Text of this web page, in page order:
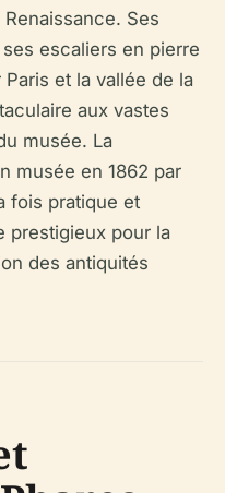
Ses
escaliers en pierre
et la vallée de la
aux vastes
musée. La
musée en 1862 par
fois pratique et
prestigieux pour la
des antiquités